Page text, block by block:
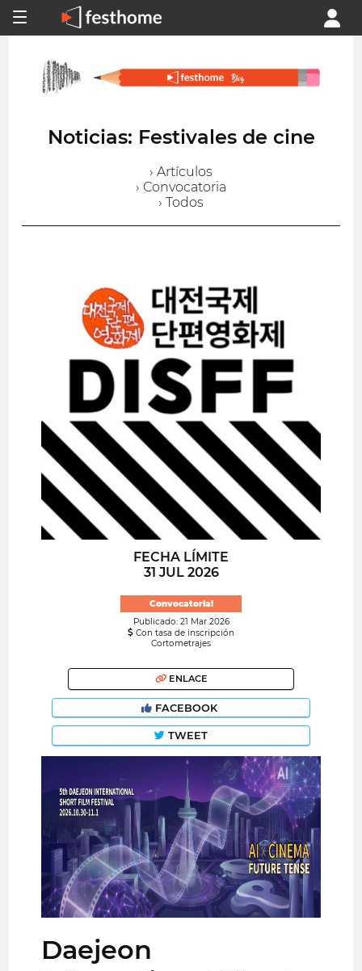
Noticias: Festivales de cine
› Artículos
› Convocatoria
› Todos
FECHA LÍMITE
31 JUL 2026
Convocatoria!
Publicado: 21 Mar 2026
Con tasa de inscripción
Cortometrajes
ENLACE
FACEBOOK
TWEET
Daejeon